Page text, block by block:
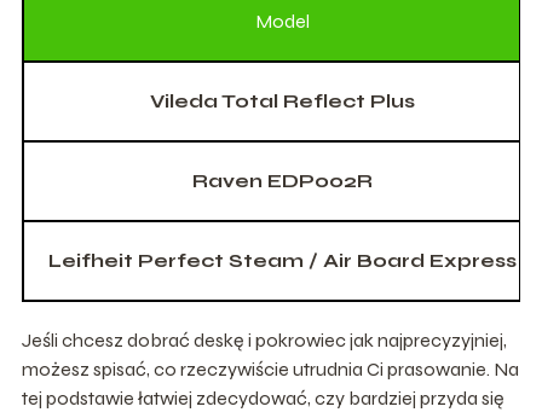
Model
Vileda Total Reflect Plus
Raven EDP002R
Leifheit Perfect Steam / Air Board Express
Jeśli chcesz dobrać deskę i pokrowiec jak najprecyzyjniej,
możesz spisać, co rzeczywiście utrudnia Ci prasowanie. Na
tej podstawie łatwiej zdecydować, czy bardziej przyda się